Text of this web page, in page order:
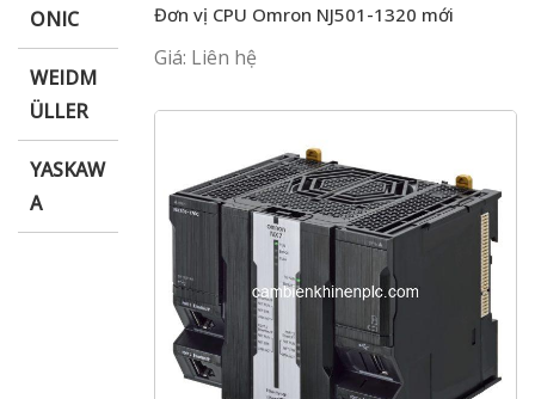
ONIC
WEIDM
ÜLLER
YASKAW
A
Đơn vị CPU Omron NJ501-1320 mới
Giá: Liên hệ